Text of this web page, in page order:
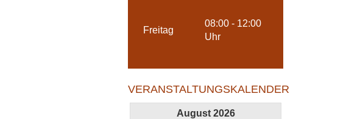
Freitag
08:00 - 12:00
Uhr
VERANSTALTUNGSKALENDER
August 2026